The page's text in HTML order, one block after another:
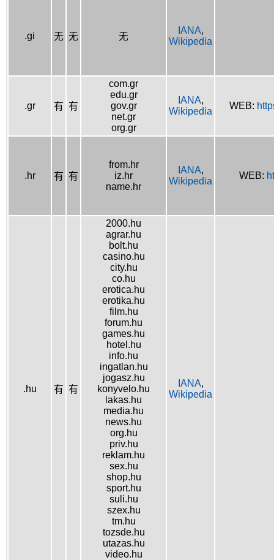
.gi 无 无 无
IANA,
Wikipedia
.gr 有 有
com.gr
edu.gr
gov.gr
net.gr
org.gr
IANA,
Wikipedia
WEB:
.hr 有 有
from.hr
iz.hr
name.hr
IANA,
Wikipedia
WEB:
.hu 有 有
2000.hu
agrar.hu
bolt.hu
casino.hu
city.hu
co.hu
erotica.hu
erotika.hu
film.hu
forum.hu
games.hu
hotel.hu
info.hu
ingatlan.hu
jogasz.hu
konyvelo.hu
lakas.hu
media.hu
news.hu
org.hu
priv.hu
reklam.hu
sex.hu
shop.hu
sport.hu
suli.hu
szex.hu
tm.hu
tozsde.hu
utazas.hu
video.hu
IANA,
Wikipedia